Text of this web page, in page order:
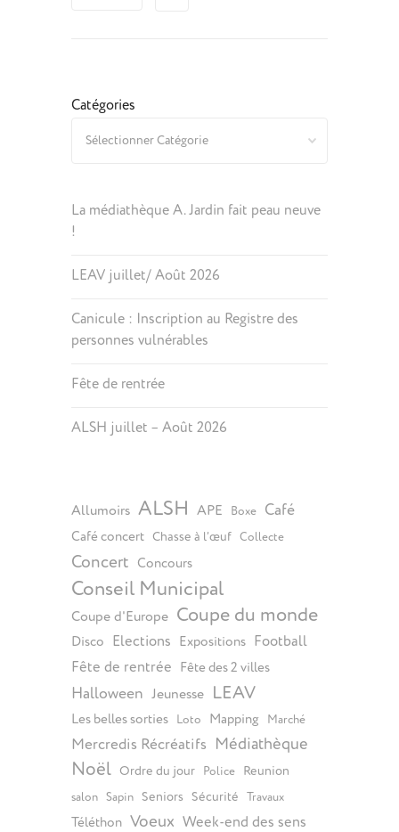
Catégories
La médiathèque A. Jardin fait peau neuve
!
LEAV juillet/ Août 2026
Canicule : Inscription au Registre des
personnes vulnérables
Fête de rentrée
ALSH juillet – Août 2026
Allumoirs ALSH APE Boxe Café
Café concert Chasse à l’œuf Collecte
Concert Concours
Conseil Municipal
Coupe d'Europe Coupe du monde
Disco Elections Expositions Football
Fête de rentrée Fête des 2 villes
Halloween Jeunesse LEAV
Les belles sorties Loto Mapping Marché
Mercredis Récréatifs Médiathèque
Noël Ordre du jour Police Reunion
salon Sapin Seniors Sécurité Travaux
Téléthon Voeux Week-end des sens